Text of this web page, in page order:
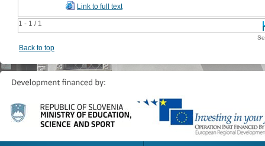
1 - 1 / 1
Link to full text
Back to top